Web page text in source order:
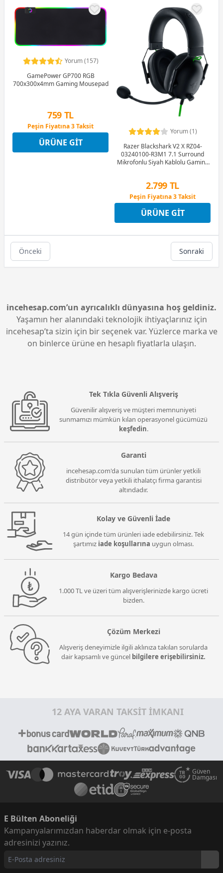
Yorum (157)
GamePower GP700 RGB
700x300x4mm Gaming Mousepad
759 TL
Peşin Fiyatına 3 Taksit
12 Ay x 89 TL taksitle
Peşin Fiyatına 3 Taksit
ÜRÜNE GIT
Yorum (1)
Razer Blackshark V2 X RZ04-
03240100-R3M1 7.1 Surround
Mikrofonlu Siyah Kablolu Gaming
2.799 TL
Peşin Fiyatına 3 Taksit
12 Ay x 329 TL taksitle
Peşin Fiyatına 3 Taksit
ÜRÜNE GIT
Önceki Sonraki
incehesap.com’un ayrıcalıklı dünyasına hoş geldiniz.
Yaşamın her alanındaki teknolojik ihtiyaçlarınız için
incehesap’ta sizin için bir seçenek var. Yüzlerce marka ve
on binlerce ürüne en hesaplı fiyatlarla ulaşın.
Tek Tıkla Güvenli Alışveriş
Güvenilir alışveriş ve müşteri memnuniyeti
sunmamızı mümkün kılan operasyonel gücümüzü
keşfedin.
Garanti
incehesap.com'da sunulan tüm ürünler yetkili
distribütör veya yetkili ithalatçı firma garantisi
altındadır.
Kolay ve Güvenli İade
14 gün içinde tüm ürünleri iade edebilirsiniz. Tek
şartımız iade koşullarına uygun olması.
Kargo Bedava
1.000 TL ve üzeri tüm alışverişlerinizde kargo ücreti
bizden.
Çözüm Merkezi
Alışveriş deneyimizle ilgili aklınıza takılan sorularda
dair kapsamlı ve güncel bilgilere erişebilirsiniz.
12 AYA VARAN TAKSİT İMKANI
Güven
Damgası
E Bülten Aboneliği
Kampanyalarımızdan haberdar olmak için e-posta
adresinizi yazınız.